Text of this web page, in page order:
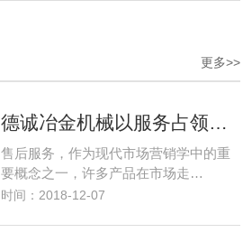
更多>>
售后服务，作为现代市场营销学中的重
要概念之一，许多产品在市场走…
时间：2018-12-07